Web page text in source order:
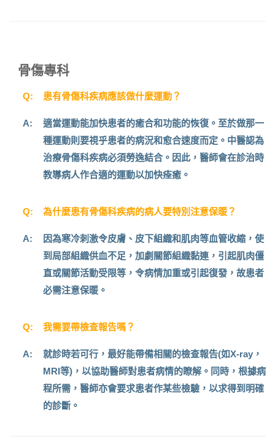
骨傷專科
Q: 患有骨傷科疾病應該做什麼運動？
A:
適當運動能加快患者的癒合和功能的恢復。至於做那一
種運動則要視乎患者的病況和愈合速度而定。中醫認為
治療骨傷科疾病必須勞逸結合。因此，醫師會在診治時
教導病人作合適的運動以加快痊癒。
Q: 為什麼患有骨傷科疾病的病人要特別注意保暖？
A:
因為寒冷刺激令皮膚、皮下組織和肌肉等血管收縮，使
到局部組織供血不足，加劇關節組織黏連，引起肌肉僵
直或關節活動受限等，令病情加重或引起復發，故患者
必需注意保暖。
Q: 我需要帶檢查報告嗎？
A:
就診時若可行，最好能帶備相關的檢查報告(如X-ray，
MRI等)，以協助醫師對患者病情的瞭解。同時，根據病
程所需，醫師亦會要求患者作某些檢驗，以求得到明確
的診斷。